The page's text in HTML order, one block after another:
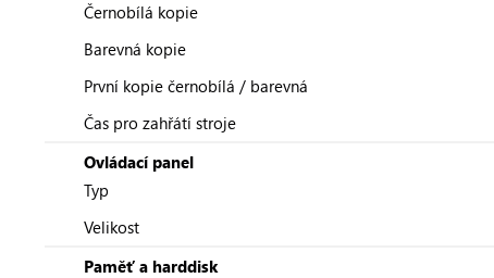
Černobílá kopie
Barevná kopie
První kopie černobílá / barevná
Čas pro zahřátí stroje
Ovládací panel
Typ
Velikost
Paměť a harddisk